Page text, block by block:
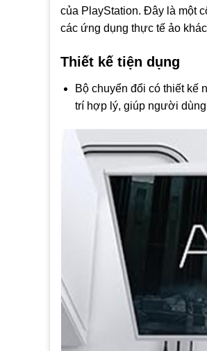
của PlayStation. Đây là một
các ứng dụng thực tế ảo
Thiết kế tiện dụng
Bộ chuyển đổi có thiết kế
trí hợp lý, giúp người